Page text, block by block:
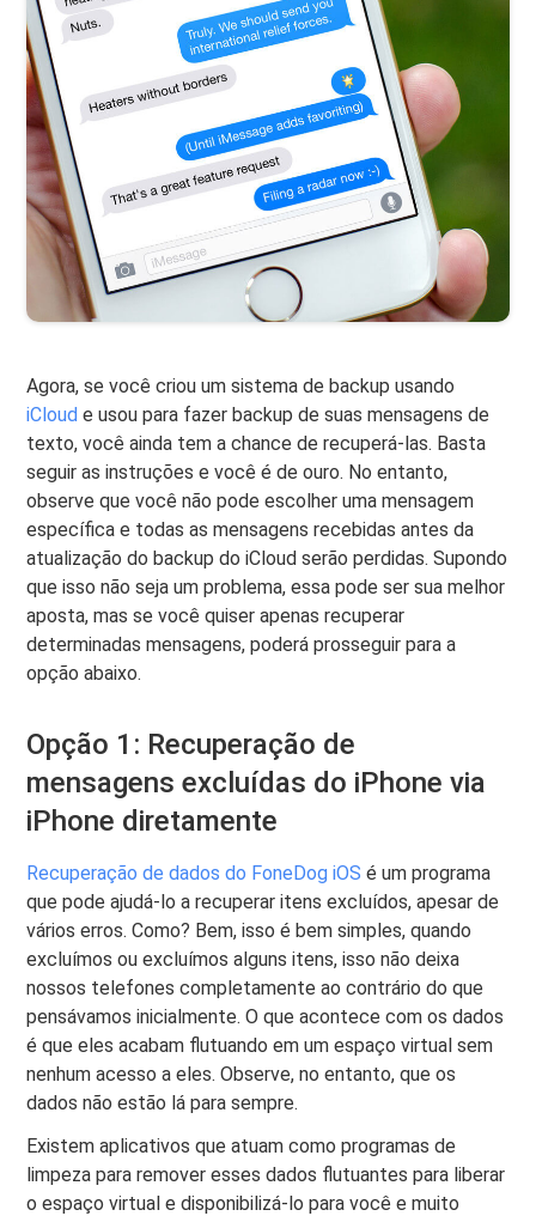
Agora, se você criou um sistema de backup usando
iCloud e usou para fazer backup de suas mensagens de
texto, você ainda tem a chance de recuperá-las. Basta
seguir as instruções e você é de ouro. No entanto,
observe que você não pode escolher uma mensagem
específica e todas as mensagens recebidas antes da
atualização do backup do iCloud serão perdidas. Supondo
que isso não seja um problema, essa pode ser sua melhor
aposta, mas se você quiser apenas recuperar
determinadas mensagens, poderá prosseguir para a
opção abaixo.
Opção 1: Recuperação de
mensagens excluídas do iPhone via
iPhone diretamente
Recuperação de dados do FoneDog iOS é um programa
que pode ajudá-lo a recuperar itens excluídos, apesar de
vários erros. Como? Bem, isso é bem simples, quando
excluímos ou excluímos alguns itens, isso não deixa
nossos telefones completamente ao contrário do que
pensávamos inicialmente. O que acontece com os dados
é que eles acabam flutuando em um espaço virtual sem
nenhum acesso a eles. Observe, no entanto, que os
dados não estão lá para sempre.
Existem aplicativos que atuam como programas de
limpeza para remover esses dados flutuantes para liberar
o espaço virtual e disponibilizá-lo para você e muito